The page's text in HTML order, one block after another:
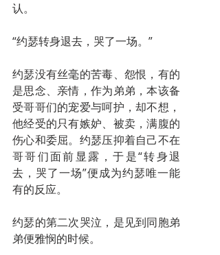
认。
“约瑟转身退去，哭了一场。”
约瑟没有丝毫的苦毒、怨恨，有的
是思念、亲情，作为弟弟，本该备
受哥哥们的宠爱与呵护，却不想，
他经受的只有嫉妒、被卖，满腹的
伤心和委屈。约瑟压抑着自己不在
哥哥们面前显露，于是“转身退
去，哭了一场”便成为约瑟唯一能
有的反应。
约瑟的第二次哭泣，是见到同胞弟
弟便雅悯的时候。